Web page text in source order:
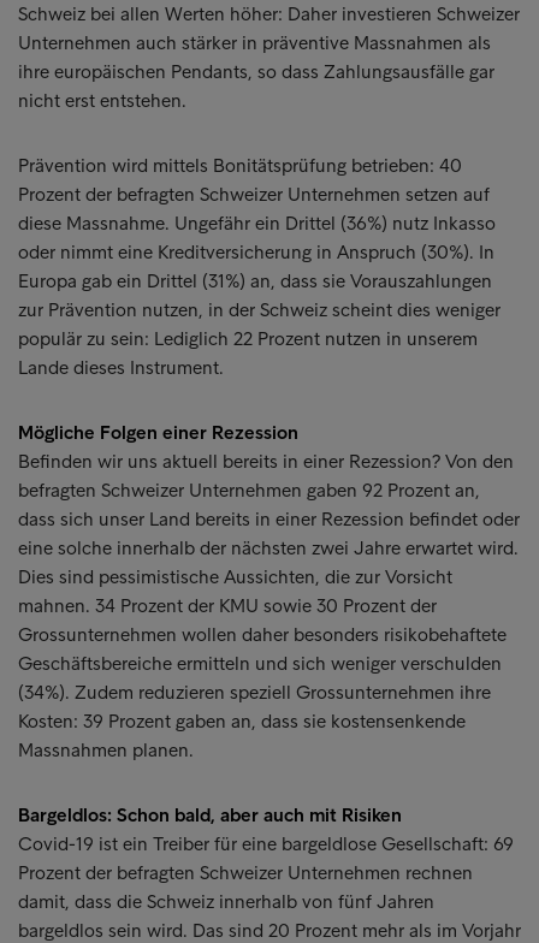
Schweiz bei allen Werten höher: Daher investieren Schweizer
Unternehmen auch stärker in präventive Massnahmen als
ihre europäischen Pendants, so dass Zahlungsausfälle gar
nicht erst entstehen.
Prävention wird mittels Bonitätsprüfung betrieben: 40
Prozent der befragten Schweizer Unternehmen setzen auf
diese Massnahme. Ungefähr ein Drittel (36%) nutz Inkasso
oder nimmt eine Kreditversicherung in Anspruch (30%). In
Europa gab ein Drittel (31%) an, dass sie Vorauszahlungen
zur Prävention nutzen, in der Schweiz scheint dies weniger
populär zu sein: Lediglich 22 Prozent nutzen in unserem
Lande dieses Instrument.
Mögliche Folgen einer Rezession
Befinden wir uns aktuell bereits in einer Rezession? Von den
befragten Schweizer Unternehmen gaben 92 Prozent an,
dass sich unser Land bereits in einer Rezession befindet oder
eine solche innerhalb der nächsten zwei Jahre erwartet wird.
Dies sind pessimistische Aussichten, die zur Vorsicht
mahnen. 34 Prozent der KMU sowie 30 Prozent der
Grossunternehmen wollen daher besonders risikobehaftete
Geschäftsbereiche ermitteln und sich weniger verschulden
(34%). Zudem reduzieren speziell Grossunternehmen ihre
Kosten: 39 Prozent gaben an, dass sie kostensenkende
Massnahmen planen.
Bargeldlos: Schon bald, aber auch mit Risiken
Covid-19 ist ein Treiber für eine bargeldlose Gesellschaft: 69
Prozent der befragten Schweizer Unternehmen rechnen
damit, dass die Schweiz innerhalb von fünf Jahren
bargeldlos sein wird. Das sind 20 Prozent mehr als im Vorjahr